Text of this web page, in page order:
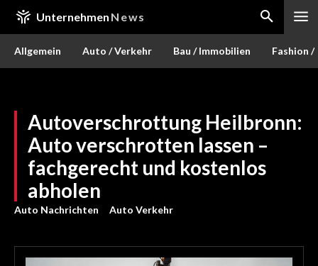
Unternehmen News
Allgemein Auto / Verkehr Bau / Immobilien Fashion /
Autoverschrottung Heilbronn:
Auto verschrotten lassen –
fachgerecht und kostenlos
abholen
Auto Nachrichten Auto Verkehr